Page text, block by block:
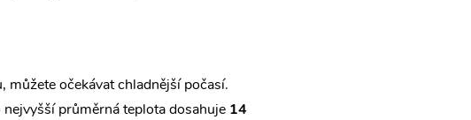
můžete očekávat chladnější počasí.
nejvyšší průměrná teplota dosahuje 14